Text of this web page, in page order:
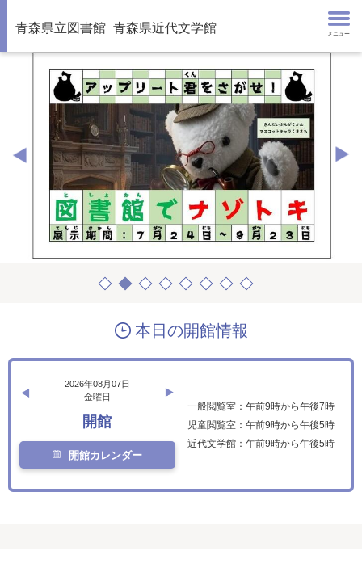
青森県立図書館 青森県近代文学館 メニュー
本日の開館情報
2026年08月07日
金曜日
開館
開館カレンダー
一般閲覧室：午前9時から午後7時
児童閲覧室：午前9時から午後5時
近代文学館：午前9時から午後5時